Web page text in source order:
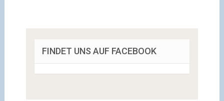
FINDET UNS AUF FACEBOOK